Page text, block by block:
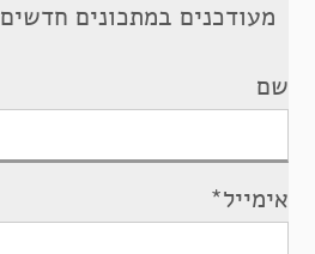
מעודכנים במתכונים חדשים
שם
אימייל*